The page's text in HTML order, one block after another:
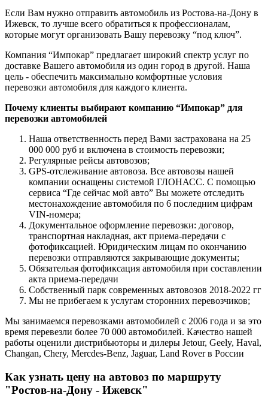
Если Вам нужно отправить автомобиль из Ростова-на-Дону в
Ижевск, то лучше всего обратиться к профессионалам,
которые могут организовать Вашу перевозку “под ключ”.
Компания “Импокар” предлагает широкий спектр услуг по
доставке Вашего автомобиля из один город в другой. Наша
цель - обеспечить максимально комфортные условия
перевозки автомобиля для каждого клиента.
Почему клиенты выбирают компанию “Импокар” для
перевозки автомобилей
Наша ответственность перед Вами застрахована на 25
000 000 руб и включена в стоимость перевозки;
Регулярные рейсы автовозов;
GPS-отслеживание автовоза. Все автовозы нашей
компании оснащены системой ГЛОНАСС. С помощью
сервиса “Где сейчас мой авто” Вы можете отследить
местонахождение автомобиля по 6 последним цифрам
VIN-номера;
Документальное оформление перевозки: договор,
транспортная накладная, акт приема-передачи с
фотофиксацией. Юридическим лицам по окончанию
перевозки отправляются закрывающие документы;
Обязательая фотофиксация автомобиля при составлении
акта приема-передачи
Собственный парк современных автовозов 2018-2022 гг
Мы не прибегаем к услугам сторонних перевозчиков;
Мы занимаемся перевозками автомобилей с 2006 года и за это
время перевезли более 70 000 автомобилей. Качество нашей
работы оценили дистрибьюторы и дилеры Jetour, Geely, Haval,
Changan, Chery, Mercdes-Benz, Jaguar, Land Rover в России
Как узнать цену на автовоз по маршруту
"Ростов-на-Дону - Ижевск"